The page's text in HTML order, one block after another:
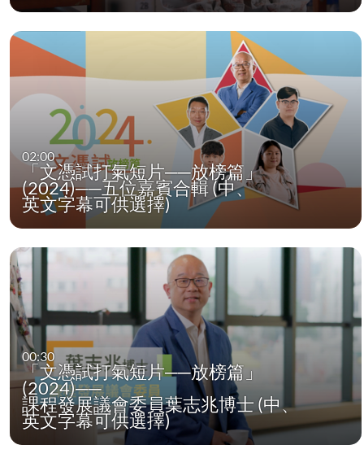
02:00
「文憑試打氣短片──放榜篇」
(2024)──五位嘉賓合輯 (中、
英文字幕可供選擇)
00:30
「文憑試打氣短片──放榜篇」
(2024)──
課程發展議會委員葉志兆博士 (中、
英文字幕可供選擇)